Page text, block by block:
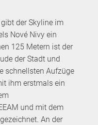
der Skyline im
Nové Nivy ein
125 Metern ist der
der Stadt und
schnellsten Aufzüge
ihm erstmals ein
und mit dem
An der